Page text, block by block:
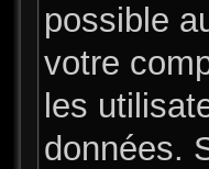
possible
votre
les
données.